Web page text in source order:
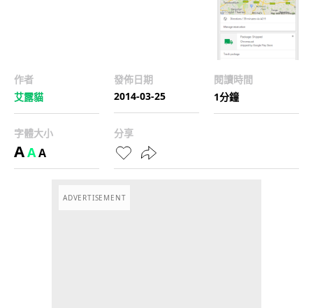
作者
艾露貓
發佈日期
2014-03-25
閱讀時間
1分鐘
字體大小
AAA
分享
ADVERTISEMENT